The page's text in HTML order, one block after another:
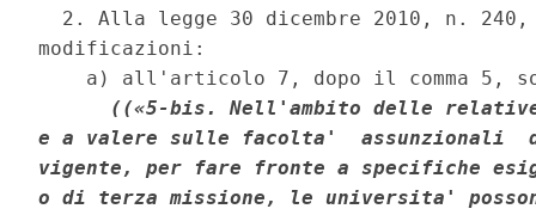
2. Alla legge 30 dicembre 2010, n.
modificazioni:
a) all'articolo 7, dopo il comma 5,
((«5-bis. Nell'ambito delle
e a valere sulle facolta'  assunzionali
vigente, per fare fronte a specifiche
o di terza missione, le universita'